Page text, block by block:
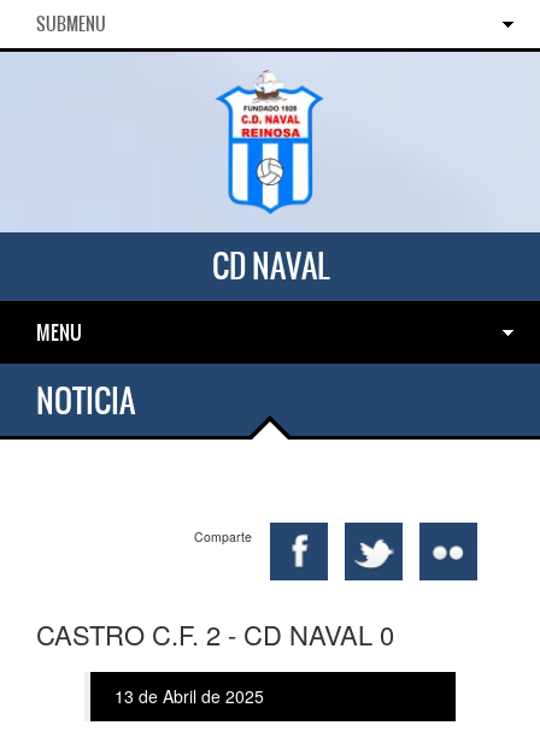
SUBMENU
CD NAVAL
MENU
NOTICIA
Comparte
CASTRO C.F. 2 - CD NAVAL 0
13 de Abril de 2025